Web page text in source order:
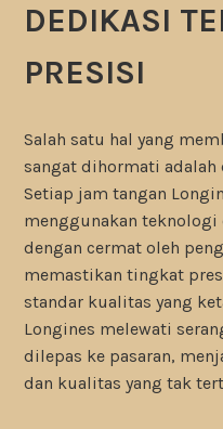
DEDIKASI
PRESISI
Salah satu hal yang
sangat dihormati
Setiap jam tangan
menggunakan
dengan cermat oleh
memastikan tingkat
standar kualitas yang
Longines melewati
dilepas ke pasaran,
dan kualitas yang tak